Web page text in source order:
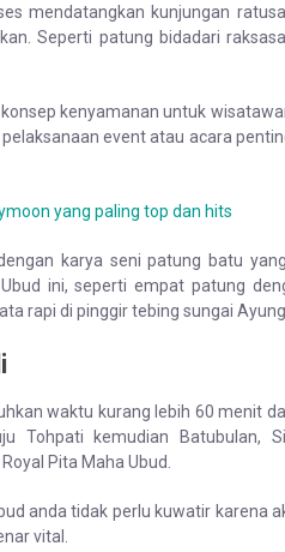
mendatangkan kunjungan
Seperti patung bidadari
kenyamanan untuk
event atau acara
yang paling top dan hits
karya seni patung batu
ini, seperti empat patung
rapi di pinggir tebing sungai Ayung
waktu kurang lebih 60 menit
Tohpati kemudian Batubulan,
Pita Maha Ubud.
anda tidak perlu kuwatir karena
vital.